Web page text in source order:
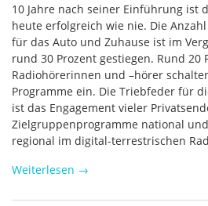
10 Jahre nach seiner Einführung ist
heute erfolgreich wie nie. Die
für das Auto und Zuhause ist im
rund 30 Prozent gestiegen. Rund 20
Radiohörerinnen und –hörer
Programme ein. Die Triebfeder für
ist das Engagement vieler
Zielgruppenprogramme national
regional im digital-terrestrischen
Weiterlesen →